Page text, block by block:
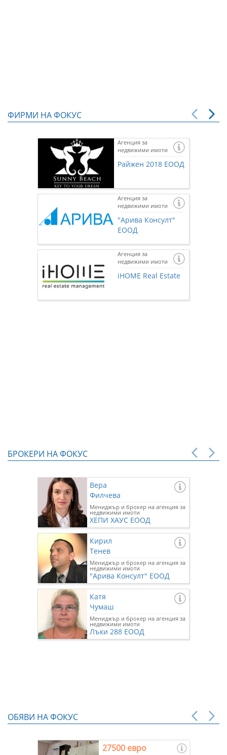
ФИРМИ НА ФОКУС
Агенция за
недвижими имоти
Райжен 2018 ЕООД
Агенция за
недвижими имоти
"Арива Консулт"
ЕООД
Агенция за
недвижими имоти
iHOME Real Estate
БРОКЕРИ НА ФОКУС
Вера
Филчева
Мениджър и брокер на агенция за
недвижими имоти
ХЕПИ ХАУС ЕООД
Кирил
Тенев
Мениджър и брокер на агенция за
недвижими имоти
"Арива Консулт" ЕООД
Катя
Чумаш
Мениджър и брокер на агенция за
недвижими имоти
Лъки 288 ЕООД
ОБЯВИ НА ФОКУС
27500 евро